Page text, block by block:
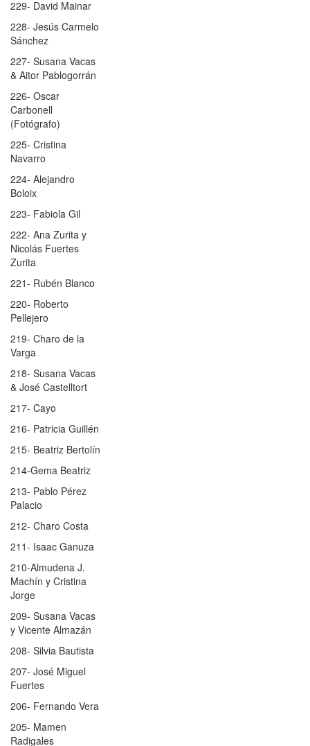
229- David Mainar
228- Jesús Carmelo
Sánchez
227- Susana Vacas
& Aitor Pablogorrán
226- Oscar
Carbonell
(Fotógrafo)
225- Cristina
Navarro
224- Alejandro
Boloix
223- Fabiola Gil
222- Ana Zurita y
Nicolás Fuertes
Zurita
221- Rubén Blanco
220- Roberto
Pellejero
219- Charo de la
Varga
218- Susana Vacas
& José Castelltort
217- Cayo
216- Patricia Guillén
215- Beatriz Bertolín
214-Gema Beatriz
213- Pablo Pérez
Palacio
212- Charo Costa
211- Isaac Ganuza
210-Almudena J.
Machín y Cristina
Jorge
209- Susana Vacas
y Vicente Almazán
208- Silvia Bautista
207- José Miguel
Fuertes
206- Fernando Vera
205- Mamen
Radigales